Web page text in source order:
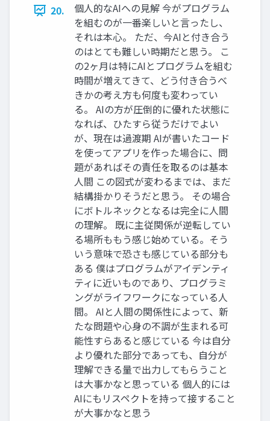
20.
個人的なAIへの見解 今がプログラム
を組むのが一番楽しいと言ったし、
それは本心。 ただ、今AIと付き合う
のはとても難しい時期だと思う。 こ
の2ヶ月は特にAIとプログラムを組む
時間が増えてきて、どう付き合うべ
きかの考え方も何度も変わってい
る。 AIの方が圧倒的に優れた状態に
なれば、ひたすら従うだけでよい
が、現在は過渡期 AIが書いたコード
を使ってアプリを作った場合に、問
題があればその責任を取るのは基本
人間 この図式が変わるまでは、まだ
結構掛かりそうだと思う。 その場合
にボトルネックとなるは完全に人間
の理解。 既に主従関係が逆転してい
る場所ももう感じ始めている。そう
いう意味で恐さも感じている部分も
ある 僕はプログラムがアイデンティ
ティに近いものであり、プログラミ
ングがライフワークになっている人
間。 AIと人間の関係性によって、新
たな問題や心身の不調が生まれる可
能性すらあると感じている 今は自分
より優れた部分であっても、自分が
理解できる量で出力してもらうこと
は大事かなと思っている 個人的には
AIにもリスペクトを持って接すること
が大事かなと思う